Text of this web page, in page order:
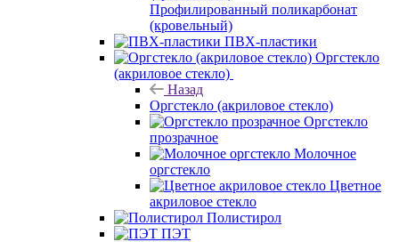
Профилированный поликарбонат
(кровельный)
ПВХ-пластики
Оргстекло
(акриловое стекло)
Назад
Оргстекло (акриловое стекло)
Оргстекло
прозрачное
Молочное
оргстекло
Цветное
акриловое стекло
Полистирол
ПЭТ